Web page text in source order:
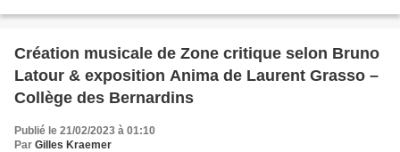
Création musicale de Zone critique selon Bruno
Latour & exposition Anima de Laurent Grasso –
Collège des Bernardins
Publié le 21/02/2023 à 01:10
Par Gilles Kraemer